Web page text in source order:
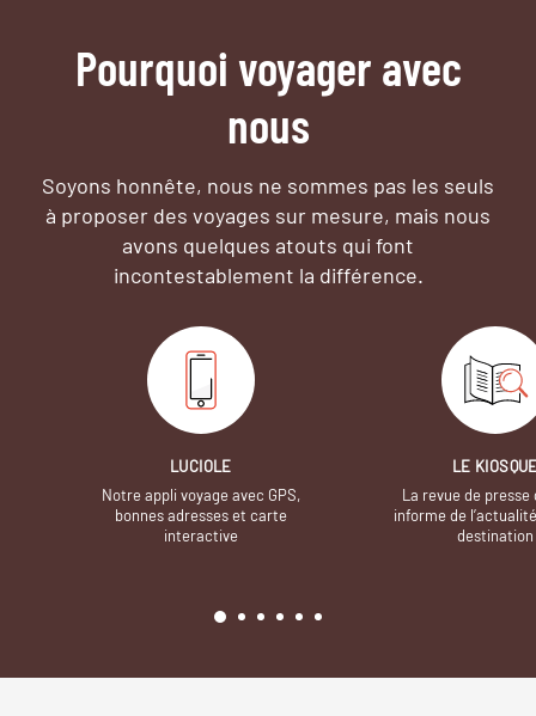
Pourquoi voyager avec
nous
Soyons honnête, nous ne sommes pas les seuls
à proposer des voyages sur mesure, mais nous
avons quelques atouts qui font
incontestablement la différence.
LUCIOLE
Notre appli voyage avec GPS,
bonnes adresses et carte
interactive
LE
La revue de presse
informe de
destination